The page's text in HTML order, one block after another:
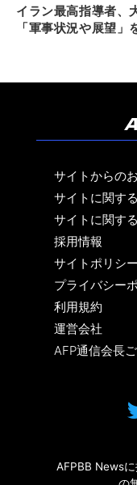
イラン最高指導者、
「軍事状況や展望」
サイトからの
サイトに関す
サイトに関す
採用情報
サイトポリシー
プライバシー
利用規約
運営会社
AFP通信会長
AFPBB News